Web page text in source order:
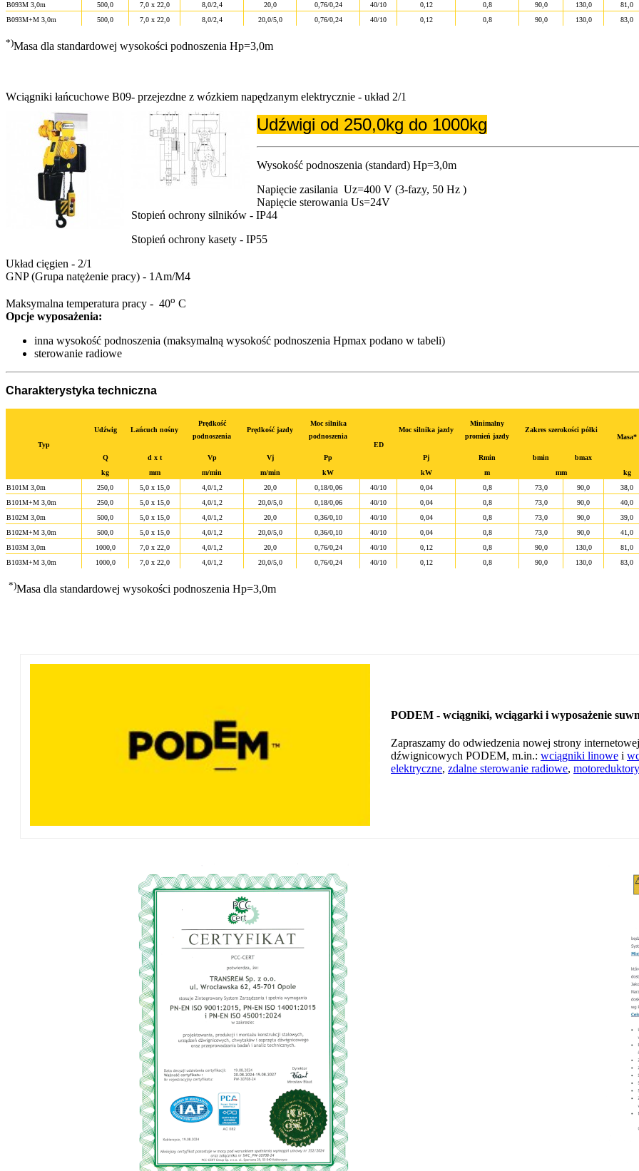
B093M 3,0m
500,0 7,0 x 22,0 8,0/2,4 20,0 0,76/0,24 40/10 0,12 0,8 90,0 130,0 81,0
B093M+M 3,0m
500,0 7,0 x 22,0 8,0/2,4 20,0/5,0 0,76/0,24 40/10 0,12 0,8 90,0 130,0 83,0
*)Masa dla standardowej wysokości podnoszenia Hp=3,0m
Wciągniki łańcuchowe B09- przejezdne z wózkiem napędzanym elektrycznie - układ 2/1
Udźwigi od 250,0kg do 1000kg
Wysokość podnoszenia (standard) Hp=3,0m
Napięcie zasilania Uz=400 V (3-fazy, 50 Hz )
Napięcie sterowania Us=24V
Stopień ochrony silników - IP44
Stopień ochrony kasety - IP55
Układ cięgien - 2/1
GNP (Grupa natężenie pracy) - 1Am/M4
Maksymalna temperatura pracy - 40o C
Opcje wyposażenia:
inna wysokość podnoszenia (maksymalną wysokość podnoszenia Hpmax podano w tabeli)
sterowanie radiowe
Charakterystyka techniczna
Typ
Udźwig Lańcuch nośny
Prędkość
podnoszenia
Prędkość jazdy
Moc silnika
podnoszenia
ED
Moc silnika jazdy
Minimalny
promień jazdy
Zakres szerokości półki
Masa*
Q
d x t Vp Vj Pp Pj Rmin bmin bmax
kg
mm m/min m/min kW kW m mm kg
B101M 3,0m
250,0 5,0 x 15,0 4,0/1,2 20,0 0,18/0,06 40/10 0,04 0,8 73,0 90,0 38,0
B101M+M 3,0m
250,0 5,0 x 15,0 4,0/1,2 20,0/5,0 0,18/0,06 40/10 0,04 0,8 73,0 90,0 40,0
B102M 3,0m
500,0 5,0 x 15,0 4,0/1,2 20,0 0,36/0,10 40/10 0,04 0,8 73,0 90,0 39,0
B102M+M 3,0m
500,0 5,0 x 15,0 4,0/1,2 20,0/5,0 0,36/0,10 40/10 0,04 0,8 73,0 90,0 41,0
B103M 3,0m
1000,0 7,0 x 22,0 4,0/1,2 20,0 0,76/0,24 40/10 0,12 0,8 90,0 130,0 81,0
B103M+M 3,0m
1000,0 7,0 x 22,0 4,0/1,2 20,0/5,0 0,76/0,24 40/10 0,12 0,8 90,0 130,0 83,0
*)Masa dla standardowej wysokości podnoszenia Hp=3,0m
PODEM - wciągniki, wciągarki i wyposażenie
Zapraszamy do odwiedzenia nowej strony internetowej
dźwignicowych PODEM, m.in.: wciągniki linowe i
elektryczne, zdalne sterowanie radiowe, motoreduktory